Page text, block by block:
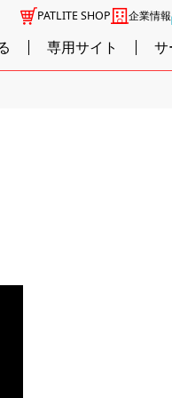
PATLITE SHOP 企業情報
専用サイト サ